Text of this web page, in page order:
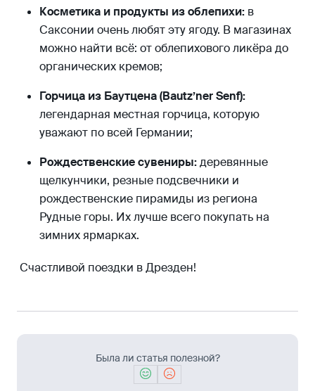
Косметика и продукты из облепихи: в
Саксонии очень любят эту ягоду. В магазинах
можно найти всё: от облепихового ликёра до
органических кремов;
Горчица из Баутцена (Bautz’ner Senf):
легендарная местная горчица, которую
уважают по всей Германии;
Рождественские сувениры:деревянные
щелкунчики, резные подсвечники и
рождественские пирамиды из региона
Рудные горы. Их лучше всего покупать на
зимних ярмарках.
Счастливой поездки в Дрезден!
Была ли статья полезной?